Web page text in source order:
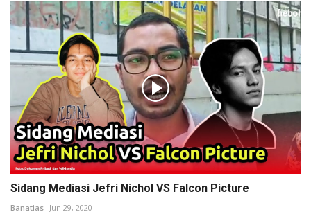
Sidang Mediasi Jefri Nichol VS Falcon Picture
Banatias Jun 29, 2020